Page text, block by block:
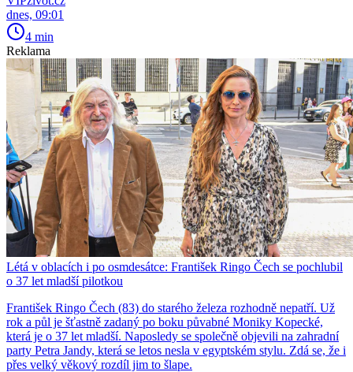
dnes, 09:01
4 min
Reklama
Létá v oblacích i po osmdesátce: František Ringo Čech se pochlubil
o 37 let mladší pilotkou
František Ringo Čech (83) do starého železa rozhodně nepatří. Už
rok a půl je šťastně zadaný po boku půvabné Moniky Kopecké,
která je o 37 let mladší. Naposledy se společně objevili na zahradní
party Petra Jandy, která se letos nesla v egyptském stylu. Zdá se, že i
přes velký věkový rozdíl jim to šlape.